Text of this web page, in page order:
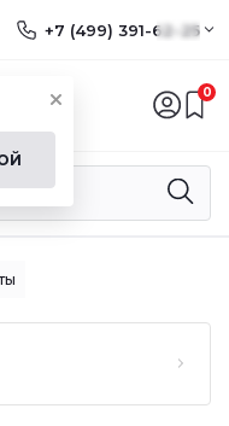
+7 (499) 391-62-25
0